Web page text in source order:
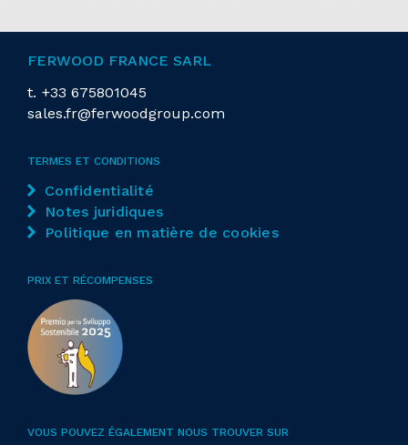
FERWOOD FRANCE SARL
t. +33 675801045
sales.fr@ferwoodgroup.com
TERMES ET CONDITIONS
Confidentialité
Notes juridiques
Politique en matière de cookies
PRIX ET RÉCOMPENSES
VOUS POUVEZ ÉGALEMENT NOUS TROUVER SUR